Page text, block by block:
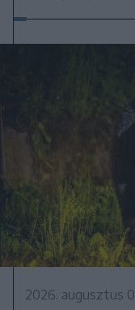
2026. augusztus